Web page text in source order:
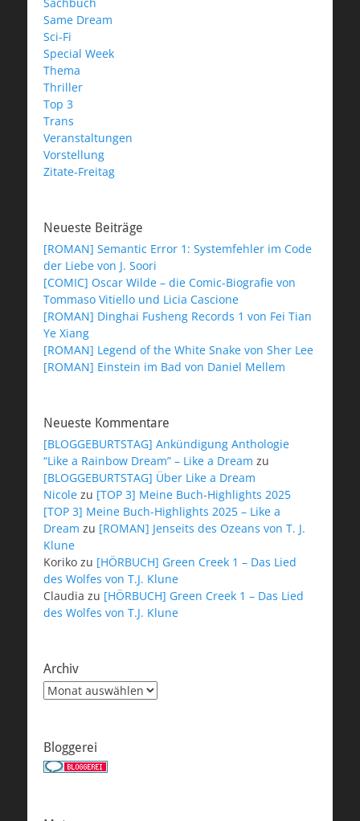
Same Dream
Sci-Fi
Special Week
Thema
Thriller
Top 3
Trans
Veranstaltungen
Vorstellung
Zitate-Freitag
Neueste Beiträge
[ROMAN] Semantic Error 1: Systemfehler im Code
der Liebe von J. Soori
[COMIC] Oscar Wilde – die Comic-Biografie von
Tommaso Vitiello und Licia Cascione
[ROMAN] Dinghai Fusheng Records 1 von Fei Tian
Ye Xiang
[ROMAN] Legend of the White Snake von Sher Lee
[ROMAN] Einstein im Bad von Daniel Mellem
Neueste Kommentare
[BLOGGEBURTSTAG] Ankündigung Anthologie
“Like a Rainbow Dream” – Like a Dream zu
[BLOGGEBURTSTAG] Über Like a Dream
Nicole zu [TOP 3] Meine Buch-Highlights 2025
[TOP 3] Meine Buch-Highlights 2025 – Like a
Dream zu [ROMAN] Jenseits des Ozeans von T. J.
Klune
Koriko zu [HÖRBUCH] Green Creek 1 – Das Lied
des Wolfes von T.J. Klune
Claudia zu [HÖRBUCH] Green Creek 1 – Das Lied
des Wolfes von T.J. Klune
Archiv
Archiv
Bloggerei